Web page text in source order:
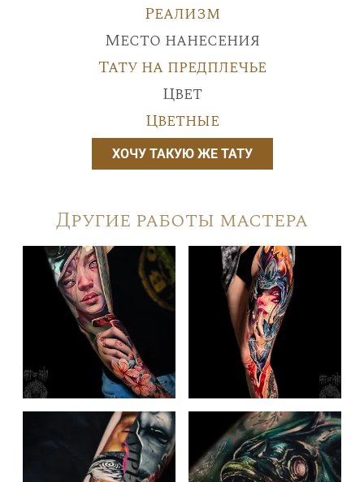
Реализм
Место нанесения
Тату на предплечье
Цвет
Цветные
ХОЧУ ТАКУЮ ЖЕ ТАТУ
Другие работы мастера